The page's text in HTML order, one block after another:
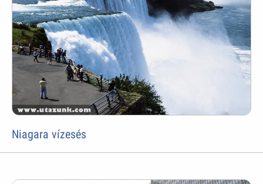
Niagara vízesés